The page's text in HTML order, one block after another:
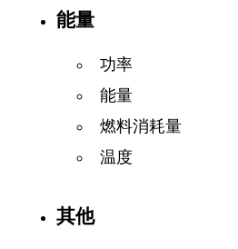
能量
功率
能量
燃料消耗量
温度
其他